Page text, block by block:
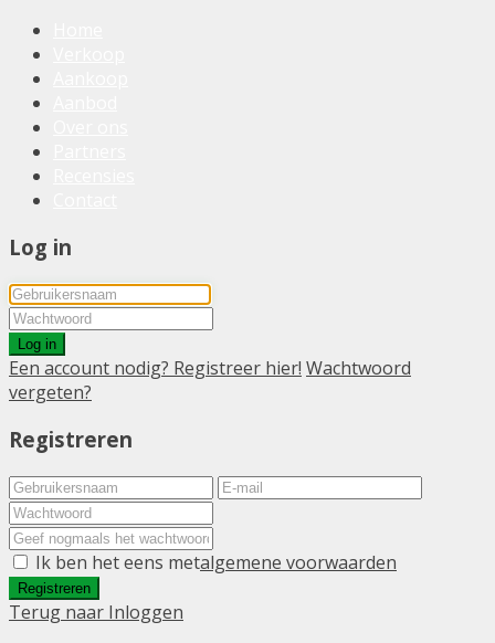
Log in
Log in
Een account nodig? Registreer hier! Wachtwoord
vergeten?
Registreren
Ik ben het eens metalgemene voorwaarden
Registreren
Terug naar Inloggen